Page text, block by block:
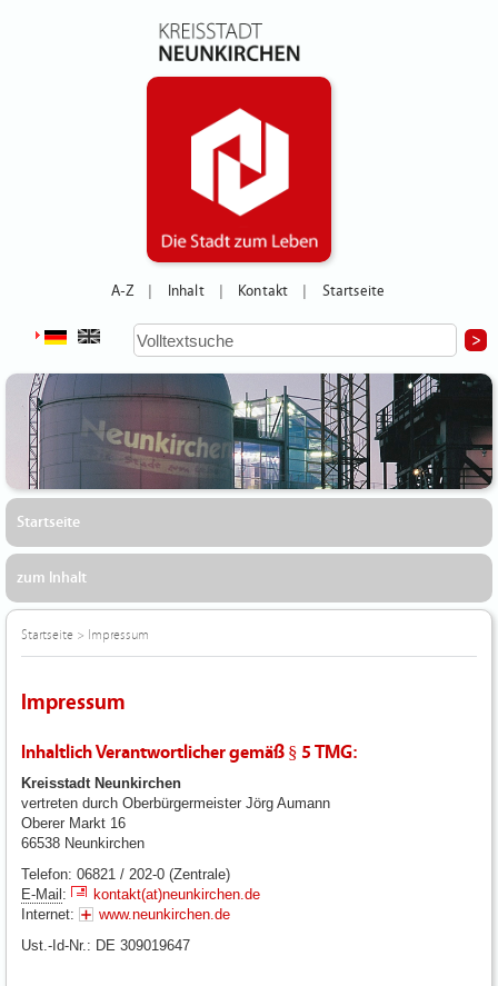
A-Z Inhalt Kontakt Startseite
Startseite
zum Inhalt
Startseite > Impressum
Impressum
Inhaltlich Verantwortlicher gemäß § 5 TMG:
Kreisstadt Neunkirchen
vertreten durch Oberbürgermeister Jörg Aumann
Oberer Markt 16
66538 Neunkirchen
Telefon: 06821 / 202-0 (Zentrale)
E-Mail:
kontakt(at)neunkirchen.de
Internet:
www.neunkirchen.de
Ust.-Id-Nr.: DE 309019647